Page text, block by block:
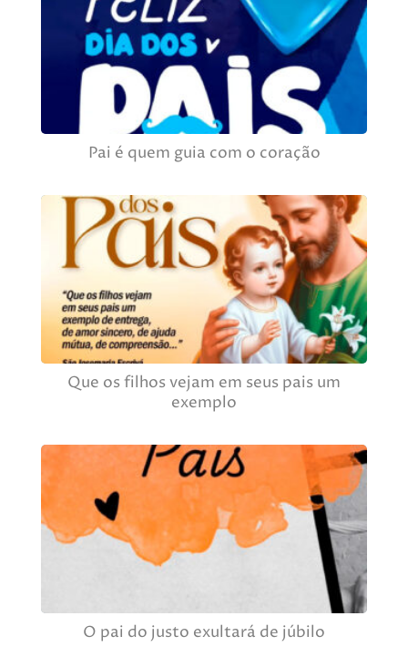
Pai é quem guia com o coração
Que os filhos vejam em seus pais um
exemplo
O pai do justo exultará de júbilo